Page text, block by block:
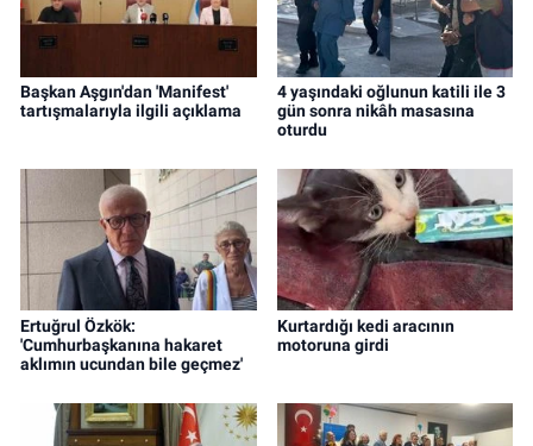
Başkan Aşgın'dan 'Manifest'
tartışmalarıyla ilgili açıklama
4 yaşındaki oğlunun katili ile 3
gün sonra nikâh masasına
oturdu
Ertuğrul Özkök:
'Cumhurbaşkanına hakaret
aklımın ucundan bile geçmez'
Kurtardığı kedi aracının
motoruna girdi